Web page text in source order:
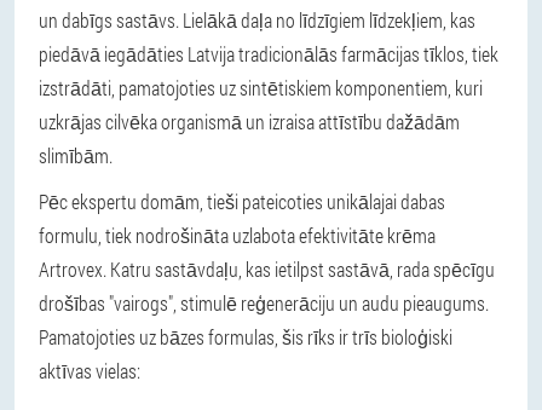
un dabīgs sastāvs. Lielākā daļa no līdzīgiem līdzekļiem, kas
piedāvā iegādāties Latvija tradicionālās farmācijas tīklos, tiek
izstrādāti, pamatojoties uz sintētiskiem komponentiem, kuri
uzkrājas cilvēka organismā un izraisa attīstību dažādām
slimībām.
Pēc ekspertu domām, tieši pateicoties unikālajai dabas
formulu, tiek nodrošināta uzlabota efektivitāte krēma
Artrovex. Katru sastāvdaļu, kas ietilpst sastāvā, rada spēcīgu
drošības "vairogs", stimulē reģenerāciju un audu pieaugums.
Pamatojoties uz bāzes formulas, šis rīks ir trīs bioloģiski
aktīvas vielas: